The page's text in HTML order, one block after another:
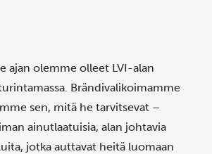
ajan olemme olleet LVI-alan
Brändivalikoimamme
sen, mitä he tarvitsevat –
ainutlaatuisia, alan johtavia
jotka auttavat heitä luomaan